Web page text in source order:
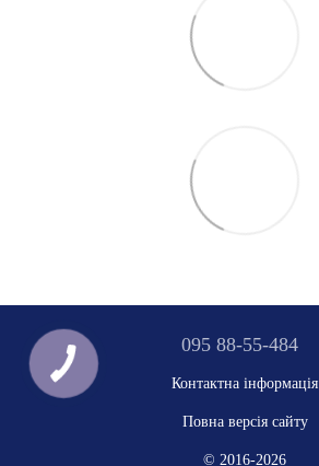
095 88-55-484
Контактна інформація
Повна версія сайту
© 2016-2026